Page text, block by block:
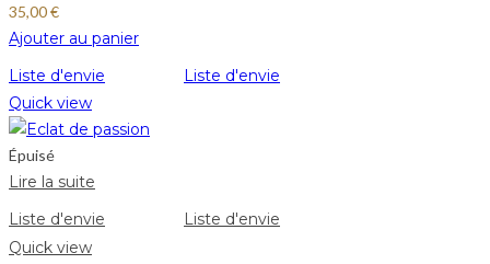
35,00€
Ajouter au panier
Liste d'envie
Liste d'envie
Quick view
Épuisé
Lire la suite
Liste d'envie
Liste d'envie
Quick view